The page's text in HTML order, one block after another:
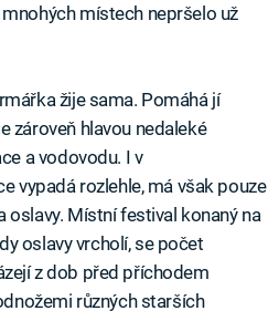
mnohých místech nepršelo už
žije sama. Pomáhá jí
zároveň hlavou nedaleké
a vodovodu. I v
vypadá rozlehle, má však pouze
oslavy. Místní festival konaný na
oslavy vrcholí, se počet
z dob před příchodem
různých starších